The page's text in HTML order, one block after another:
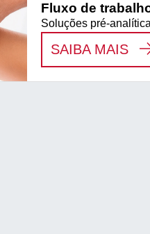
Fluxo de
Soluções pré-
SAIBA MAIS: